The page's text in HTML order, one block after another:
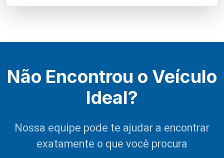
Não Encontrou o Veículo
Ideal?
Nossa equipe pode te ajudar a encontrar
exatamente o que você procura